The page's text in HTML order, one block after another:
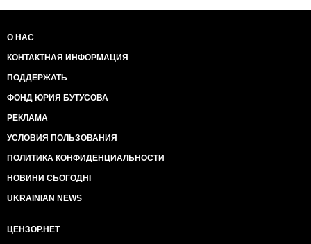
О НАС
КОНТАКТНАЯ ИНФОРМАЦИЯ
ПОДДЕРЖАТЬ
ФОНД ЮРИЯ БУТУСОВА
РЕКЛАМА
УСЛОВИЯ ПОЛЬЗОВАНИЯ
ПОЛИТИКА КОНФИДЕНЦИАЛЬНОСТИ
НОВИНИ СЬОГОДНІ
UKRAINIAN NEWS
ЦЕНЗОР.НЕТ